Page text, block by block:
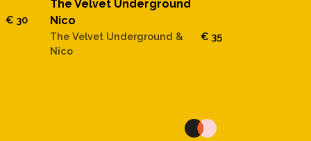
€ 30
The Velvet Underground
Nico
The Velvet Underground &
Nico
€ 35